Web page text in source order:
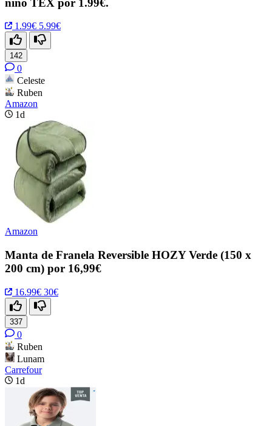
1.99€ 5.99€
142
0
Celeste
Ruben
Amazon
1d
Amazon
Manta de Franela Reversible HOZY Verde (150 x
200 cm) por 16,99€
16.99€ 30€
337
0
Ruben
Lunam
Carrefour
1d